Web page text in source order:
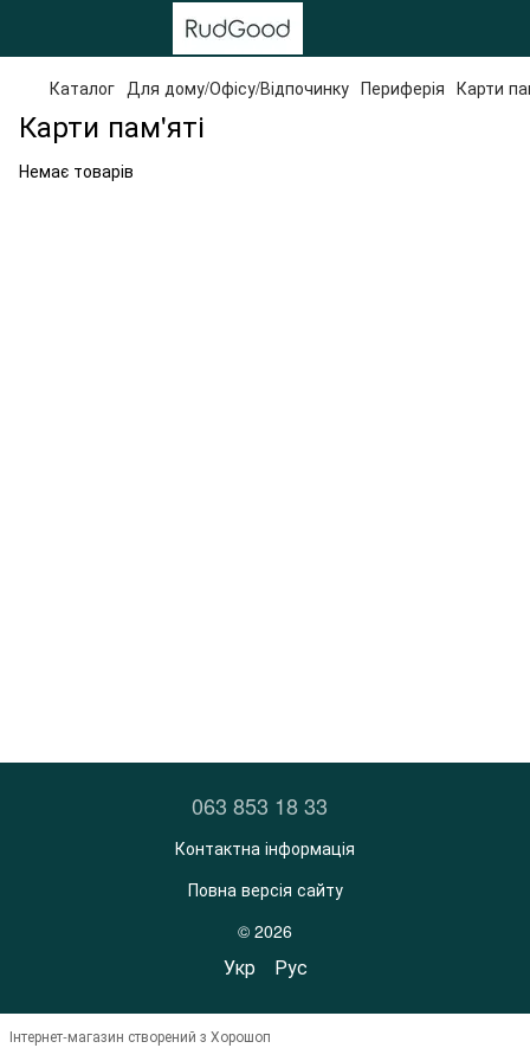
Каталог Для дому/Офісу/Відпочинку Периферія Карти
Карти пам'яті
Немає товарів
063 853 18 33
Контактна інформація
Повна версія сайту
© 2026
Укр Рус
Інтернет-магазин створений з Хорошоп